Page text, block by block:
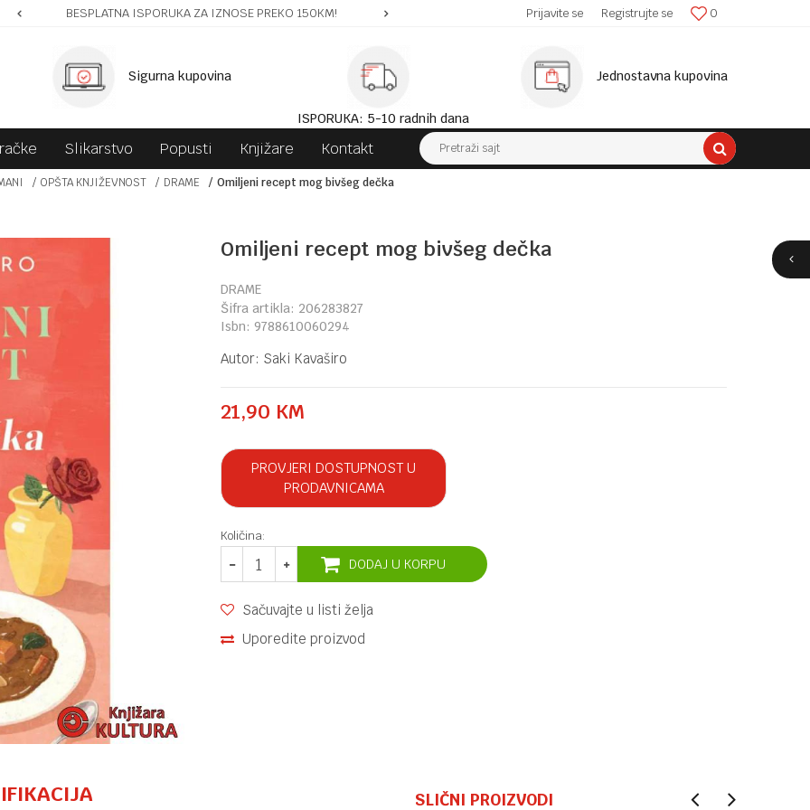
BESPLATNA ISPORUKA ZA IZNOSE PREKO 150KM! SIGURNA ISPORUKA! 0
Prijavite se Registrujte se
Sigurna kupovina
ISPORUKA: 5-10 radnih dana
Jednostavna kupovina
Slikarstvo Popusti Knjižare Kontakt Pretraži sajt
OPŠTA KNJIŽEVNOST DRAME Omiljeni recept mog bivšeg dečka
Omiljeni recept mog bivšeg dečka
DRAME
Šifra artikla: 206283827
Isbn: 9788610060294
Autor: Saki Kavaširo
21,90 KM
PROVJERI DOSTUPNOST U
PRODAVNICAMA
Količina:
DODAJ U KORPU
Sačuvajte u listi želja
Uporedite proizvod
SLIČNI PROIZVODI